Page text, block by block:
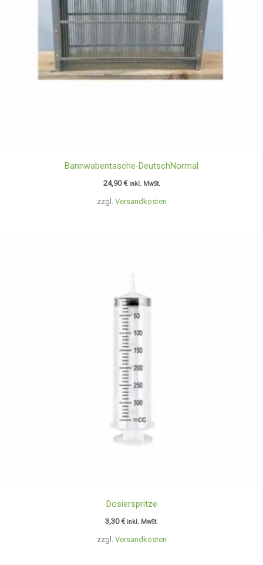
zzgl. Versandkosten
Bannwabentasche-DeutschNormal
24,90€ inkl. MwSt.
zzgl. Versandkosten
Dosierspritze
3,30€ inkl. MwSt.